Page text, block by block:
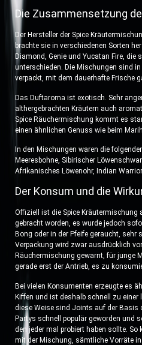
Die Zusammensetzung
Der Hersteller der Spice
brachte sie in verschiedenen Sorten
Diamond, Genie und Yucatan Fire,
unterschieden. Die Mischungen sind
verpackt, mit dem dauerhafte Frische
Das Duftaroma ist exotisch. Sehr
althergebrachten Kräutern auch
Spice Räuchermischung kommt es
einen ähnlichen Genuss wie beim
In den Mischungen waren die
Meeresbohne, Sibirischer
Afrikanisches Löwenohr, Indian
Der Konsum und die
Offiziell ist die Spice Kräutermischung
gebracht worden, es wurde jedoch
Bong oder in der Pfeife geraucht, sehr
Verpackung wird zwar ausdrücklich
Räuchermischung gewarnt, für junge
gerade erst der Antrieb, es zu
Bei vielen Konsumenten erzeugte es
Kiffen und ist deshalb schnell zu einer
diese Weise sind Joints auf der Basis
Partys schnell populär geworden und
den jeder mal probiert haben sollte.
mit der Mischung, sämtliche Vorräte